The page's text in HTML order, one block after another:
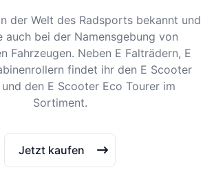
der Welt des Radsports bekannt und
auch bei der Namensgebung von
Fahrzeugen. Neben E Falträdern, E
findet ihr den E Scooter
den E Scooter Eco Tourer im
Sortiment.
Jetzt kaufen